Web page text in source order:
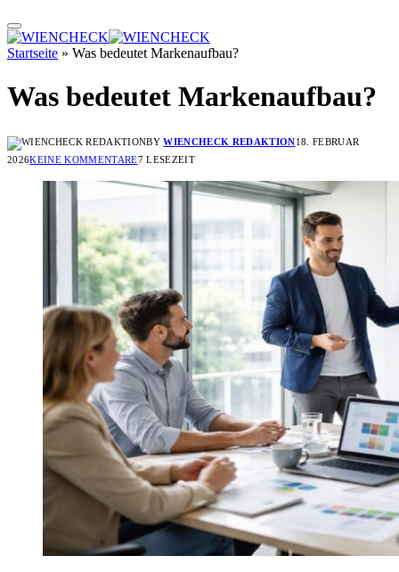
Startseite » Was bedeutet Markenaufbau?
Was bedeutet Markenaufbau?
BY WIENCHECK REDAKTION18. FEBRUAR
2026KEINE KOMMENTARE7 LESEZEIT